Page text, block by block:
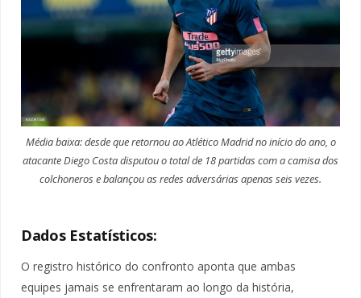
Média baixa: desde que retornou ao Atlético Madrid no início do ano, o
atacante Diego Costa disputou o total de 18 partidas com a camisa dos
colchoneros e balançou as redes adversárias apenas seis vezes.
Dados Estatísticos:
O registro histórico do confronto aponta que ambas
equipes jamais se enfrentaram ao longo da história,